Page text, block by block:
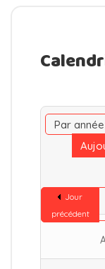
Par année
Jour
précédent